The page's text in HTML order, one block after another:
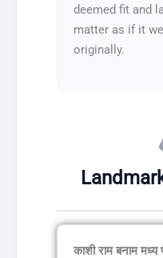
deemed fit and
matter as if it
originally.
काशी राम बनाम